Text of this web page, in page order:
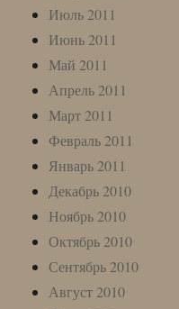
Июль 2011
Июнь 2011
Май 2011
Апрель 2011
Март 2011
Февраль 2011
Январь 2011
Декабрь 2010
Ноябрь 2010
Октябрь 2010
Сентябрь 2010
Август 2010